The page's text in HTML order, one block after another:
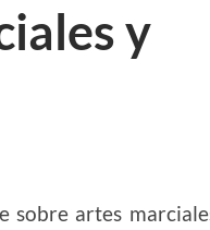
y
sobre artes